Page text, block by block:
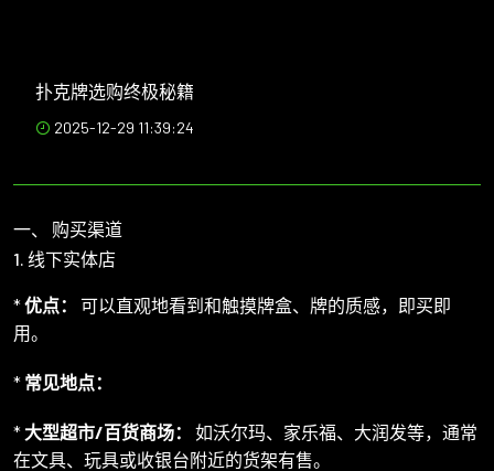
扑克牌选购终极秘籍
2025-12-29 11:39:24
一、 购买渠道
1. 线下实体店
*优点：
可以直观地看到和触摸牌盒、牌的质感，即买即
用。
* 常见地点：
* 大型超市/百货商场：
如沃尔玛、家乐福、大润发等，通常
在文具、玩具或收银台附近的货架有售。